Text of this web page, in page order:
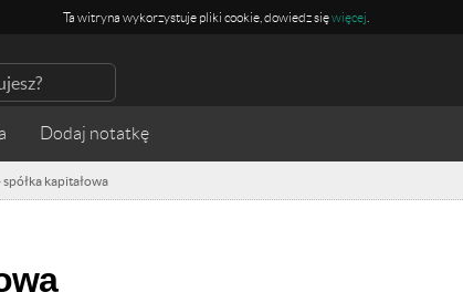
Ta witryna wykorzystuje pliki cookie, dowiedz sięwięcej
kapitałowa